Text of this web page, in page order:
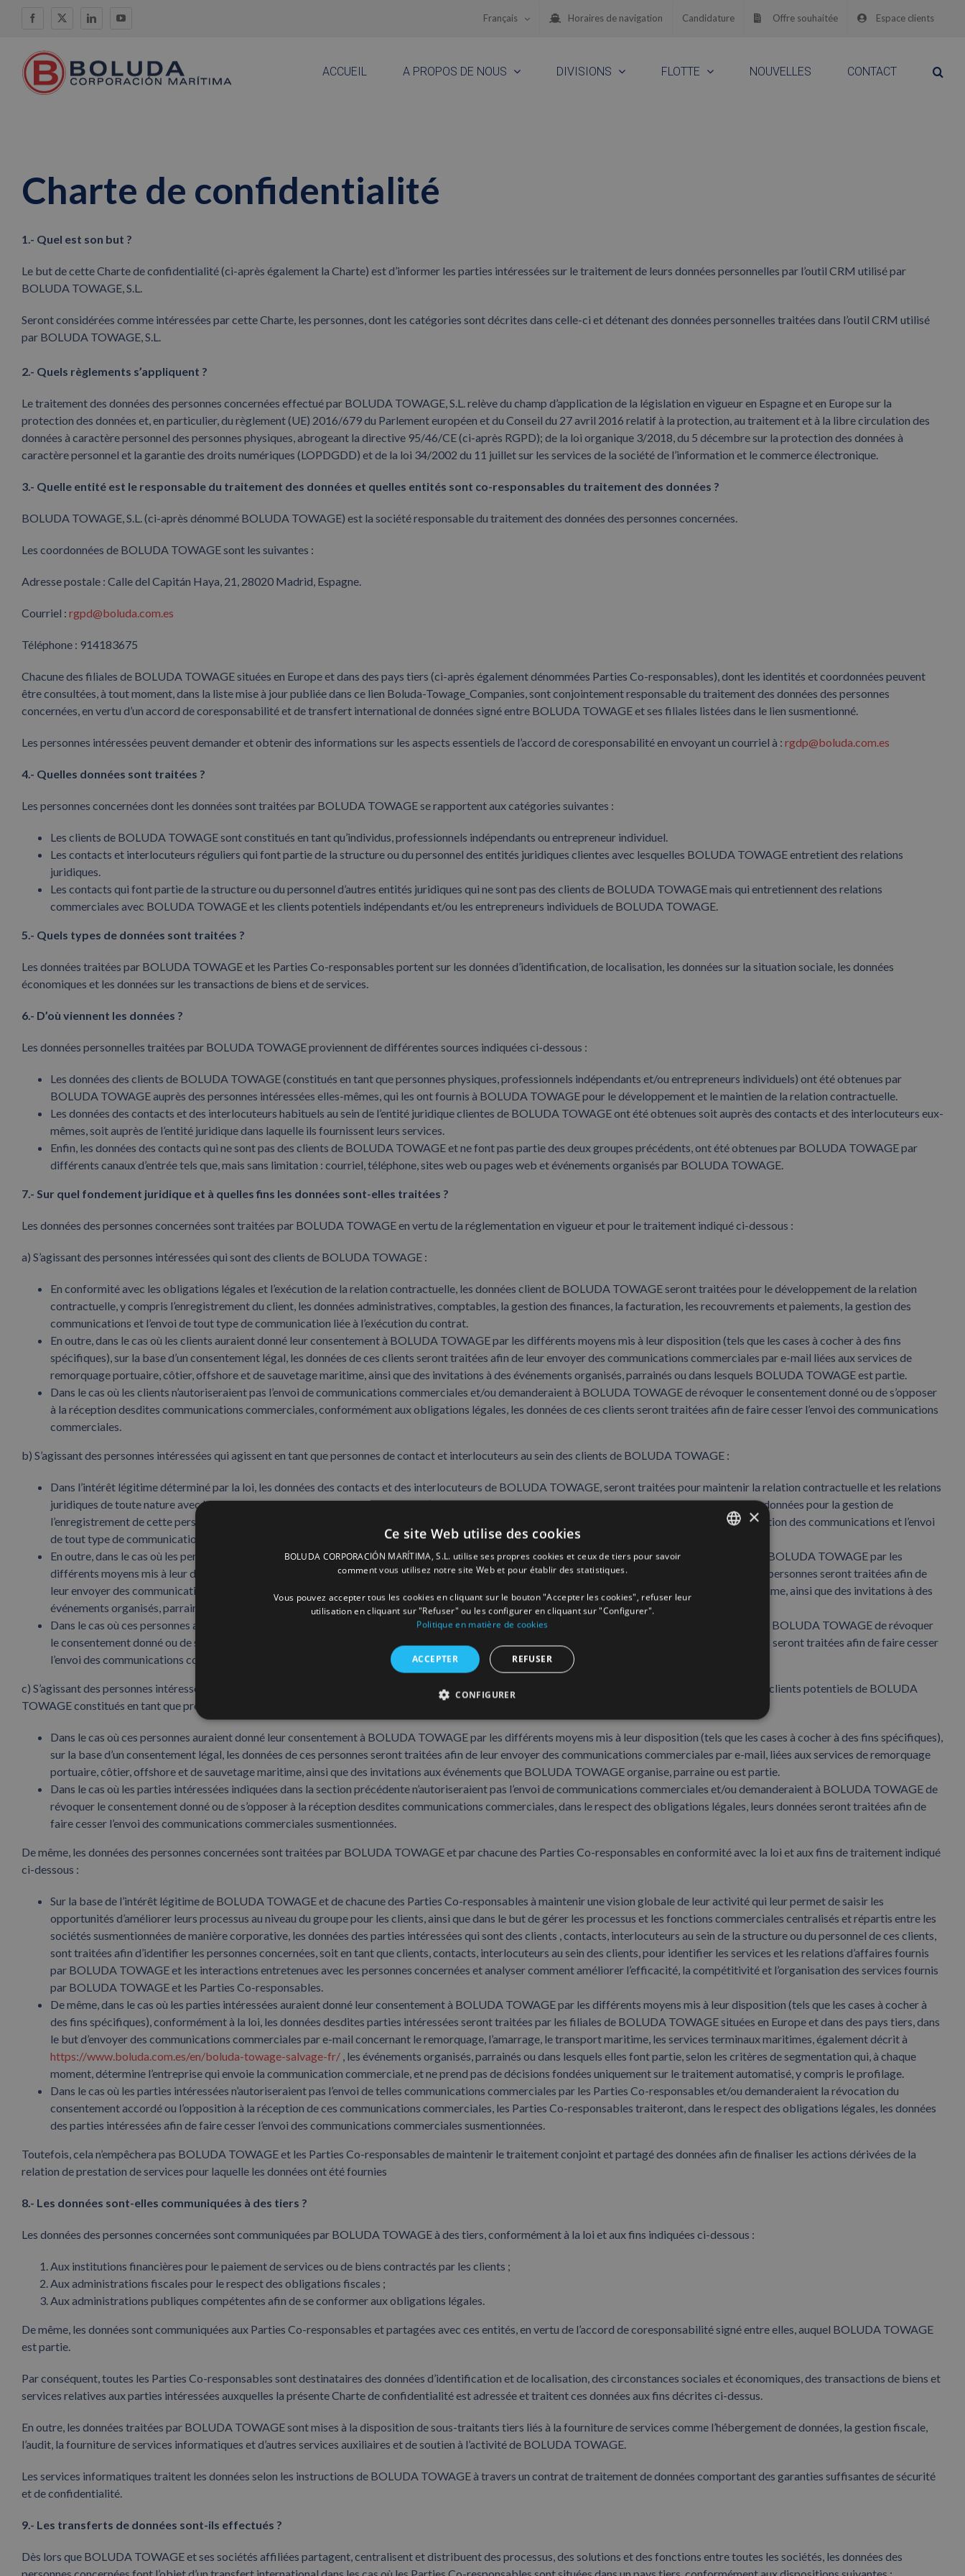
Facebook
X LinkedInYouTube Français Horaires de navigation Candidature Offre souhaitée Espace clients
ACCUEIL A PROPOS DE NOUS DIVISIONS FLOTTE NOUVELLES CONTACT
Charte de confidentialité
1.- Quel est son but ?
Le but de cette Charte de confidentialité (ci-après également la Charte) est d’informer les parties intéressées sur le traitement de leurs données personnelles par l’outil CRM utilisé par
BOLUDA TOWAGE, S.L.
Seront considérées comme intéressées par cette Charte, les personnes, dont les catégories sont décrites dans celle-ci et détenant des données personnelles traitées dans l’outil CRM utilisé
par BOLUDA TOWAGE, S.L.
2.- Quels règlements s’appliquent ?
Le traitement des données des personnes concernées effectué par BOLUDA TOWAGE, S.L. relève du champ d’application de la législation en vigueur en Espagne et en Europe sur la
protection des données et, en particulier, du règlement (UE) 2016/679 du Parlement européen et du Conseil du 27 avril 2016 relatif à la protection, au traitement et à la libre circulation des
données à caractère personnel des personnes physiques, abrogeant la directive 95/46/CE (ci-après RGPD); de la loi organique 3/2018, du 5 décembre sur la protection des données à
caractère personnel et la garantie des droits numériques (LOPDGDD) et de la loi 34/2002 du 11 juillet sur les services de la société de l’information et le commerce électronique.
3.- Quelle entité est le responsable du traitement des données et quelles entités sont co-responsables du traitement des données ?
BOLUDA TOWAGE, S.L. (ci-après dénommé BOLUDA TOWAGE) est la société responsable du traitement des données des personnes concernées.
Les coordonnées de BOLUDA TOWAGE sont les suivantes :
Adresse postale : Calle del Capitán Haya, 21, 28020 Madrid, Espagne.
Courriel : rgpd@boluda.com.es
Téléphone : 914183675
Chacune des filiales de BOLUDA TOWAGE situées en Europe et dans des pays tiers (ci-après également dénommées Parties Co-responsables), dont les identités et coordonnées peuvent
être consultées, à tout moment, dans la liste mise à jour publiée dans ce lien Boluda-Towage_Companies, sont conjointement responsable du traitement des données des personnes
concernées, en vertu d’un accord de coresponsabilité et de transfert international de données signé entre BOLUDA TOWAGE et ses filiales listées dans le lien susmentionné.
Les personnes intéressées peuvent demander et obtenir des informations sur les aspects essentiels de l’accord de coresponsabilité en envoyant un courriel à : rgdp@boluda.com.es
4.- Quelles données sont traitées ?
Les personnes concernées dont les données sont traitées par BOLUDA TOWAGE se rapportent aux catégories suivantes :
Les clients de BOLUDA TOWAGE sont constitués en tant qu’individus, professionnels indépendants ou entrepreneur individuel.
Les contacts et interlocuteurs réguliers qui font partie de la structure ou du personnel des entités juridiques clientes avec lesquelles BOLUDA TOWAGE entretient des relations
juridiques.
Les contacts qui font partie de la structure ou du personnel d’autres entités juridiques qui ne sont pas des clients de BOLUDA TOWAGE mais qui entretiennent des relations
commerciales avec BOLUDA TOWAGE et les clients potentiels indépendants et/ou les entrepreneurs individuels de BOLUDA TOWAGE.
5.- Quels types de données sont traitées ?
Les données traitées par BOLUDA TOWAGE et les Parties Co-responsables portent sur les données d’identification, de localisation, les données sur la situation sociale, les données
économiques et les données sur les transactions de biens et de services.
6.- D’où viennent les données ?
Les données personnelles traitées par BOLUDA TOWAGE proviennent de différentes sources indiquées ci-dessous :
Les données des clients de BOLUDA TOWAGE (constitués en tant que personnes physiques, professionnels indépendants et/ou entrepreneurs individuels) ont été obtenues par
BOLUDA TOWAGE auprès des personnes intéressées elles-mêmes, qui les ont fournis à BOLUDA TOWAGE pour le développement et le maintien de la relation contractuelle.
Les données des contacts et des interlocuteurs habituels au sein de l’entité juridique clientes de BOLUDA TOWAGE ont été obtenues soit auprès des contacts et des interlocuteurs eux-
mêmes, soit auprès de l’entité juridique dans laquelle ils fournissent leurs services.
Enfin, les données des contacts qui ne sont pas des clients de BOLUDA TOWAGE et ne font pas partie des deux groupes précédents, ont été obtenues par BOLUDA TOWAGE par
différents canaux d’entrée tels que, mais sans limitation : courriel, téléphone, sites web ou pages web et événements organisés par BOLUDA TOWAGE.
7.- Sur quel fondement juridique et à quelles fins les données sont-elles traitées ?
Les données des personnes concernées sont traitées par BOLUDA TOWAGE en vertu de la réglementation en vigueur et pour le traitement indiqué ci-dessous :
a) S’agissant des personnes intéressées qui sont des clients de BOLUDA TOWAGE :
En conformité avec les obligations légales et l’exécution de la relation contractuelle, les données client de BOLUDA TOWAGE seront traitées pour le développement de la relation
contractuelle, y compris l’enregistrement du client, les données administratives, comptables, la gestion des finances, la facturation, les recouvrements et paiements, la gestion des
communications et l’envoi de tout type de communication liée à l’exécution du contrat.
En outre, dans le cas où les clients auraient donné leur consentement à BOLUDA TOWAGE par les différents moyens mis à leur disposition (tels que les cases à cocher à des fins
spécifiques), sur la base d’un consentement légal, les données de ces clients seront traitées afin de leur envoyer des communications commerciales par e-mail liées aux services de
remorquage portuaire, côtier, offshore et de sauvetage maritime, ainsi que des invitations à des événements organisés, parrainés ou dans lesquels BOLUDA TOWAGE est partie.
Dans le cas où les clients n’autoriseraient pas l’envoi de communications commerciales et/ou demanderaient à BOLUDA TOWAGE de révoquer le consentement donné ou de s’opposer
à la réception desdites communications commerciales, conformément aux obligations légales, les données de ces clients seront traitées afin de faire cesser l’envoi des communications
commerciales.
b) S’agissant des personnes intéressées qui agissent en tant que personnes de contact et interlocuteurs au sein des clients de BOLUDA TOWAGE :
Dans l’intérêt légitime déterminé par la loi, les données des contacts et des interlocuteurs de BOLUDA TOWAGE, seront traitées pour maintenir la relation contractuelle et les relations
juridiques de toute nature avec la personne morale dans laquelle le contact et l’interlocuteur fournit ses services, ce qui comprend le traitement des données pour la gestion de
l’enregistrement de cette personne morale, la gestion administrative, comptable, fiscale et de facturation, les recouvrements et les paiements, la gestion des communications et l’envoi
de tout type de communication liée à l’exécution du contrat.
En outre, dans le cas où les personnes de contact et les interlocuteurs au sein des clients de BOLUDA TOWAGE auraient donné leur consentement à BOLUDA TOWAGE par les
différents moyens mis à leur disposition (par ex. en cochant des cases à des fins spécifiques), sur la base d’un consentement légal, les données de ces personnes seront traitées afin de
leur envoyer des communications commerciales par e-mail, relatives aux services de remorquage portuaires, côtiers, offshore et de sauvetage maritime, ainsi que des invitations à des
événements organisés, parrainés ou dans lesquels BOLUDA TOWAGE est partie.
Dans le cas où ces personnes au sein des clients de BOLUDA TOWAGE n’autorisent pas l’envoi de communications commerciales et/ou demandent à BOLUDA TOWAGE de révoquer
le consentement donné ou de s’opposer à la réception desdites communications commerciales, conformément aux obligations légales, leurs données seront traitées afin de faire cesser
l’envoi des communications commerciales susmentionnées.
c) S’agissant des personnes intéressées agissant en tant que contact au sein des entités juridiques qui ne sont pas des clients de BOLUDA TOWAGE et des clients potentiels de BOLUDA
TOWAGE constitués en tant que professionnels indépendants et/ou entrepreneurs individuels :
Dans le cas où ces personnes auraient donné leur consentement à BOLUDA TOWAGE par les différents moyens mis à leur disposition (tels que les cases à cocher à des fins spécifiques),
sur la base d’un consentement légal, les données de ces personnes seront traitées afin de leur envoyer des communications commerciales par e-mail, liées aux services de remorquage
portuaire, côtier, offshore et de sauvetage maritime, ainsi que des invitations aux événements que BOLUDA TOWAGE organise, parraine ou est partie.
Dans le cas où les parties intéressées indiquées dans la section précédente n’autoriseraient pas l’envoi de communications commerciales et/ou demanderaient à BOLUDA TOWAGE de
révoquer le consentement donné ou de s’opposer à la réception desdites communications commerciales, dans le respect des obligations légales, leurs données seront traitées afin de
faire cesser l’envoi des communications commerciales susmentionnées.
De même, les données des personnes concernées sont traitées par BOLUDA TOWAGE et par chacune des Parties Co-responsables en conformité avec la loi et aux fins de traitement indiqué
ci-dessous :
Sur la base de l’intérêt légitime de BOLUDA TOWAGE et de chacune des Parties Co-responsables à maintenir une vision globale de leur activité qui leur permet de saisir les
opportunités d’améliorer leurs processus au niveau du groupe pour les clients, ainsi que dans le but de gérer les processus et les fonctions commerciales centralisés et répartis entre les
sociétés susmentionnées de manière corporative, les données des parties intéressées qui sont des clients , contacts, interlocuteurs au sein de la structure ou du personnel de ces clients,
sont traitées afin d’identifier les personnes concernées, soit en tant que clients, contacts, interlocuteurs au sein des clients, pour identifier les services et les relations d’affaires fournis
par BOLUDA TOWAGE et les interactions entretenues avec les personnes concernées et analyser comment améliorer l’efficacité, la compétitivité et l’organisation des services fournis
par BOLUDA TOWAGE et les Parties Co-responsables.
De même, dans le cas où les parties intéressées auraient donné leur consentement à BOLUDA TOWAGE par les différents moyens mis à leur disposition (tels que les cases à cocher à
des fins spécifiques), conformément à la loi, les données desdites parties intéressées seront traitées par les filiales de BOLUDA TOWAGE situées en Europe et dans des pays tiers, dans
le but d’envoyer des communications commerciales par e-mail concernant le remorquage, l’amarrage, le transport maritime, les services terminaux maritimes, également décrit à
https://www.boluda.com.es/en/boluda-towage-salvage-fr/ , les événements organisés, parrainés ou dans lesquels elles font partie, selon les critères de segmentation qui, à chaque
moment, détermine l’entreprise qui envoie la communication commerciale, et ne prend pas de décisions fondées uniquement sur le traitement automatisé, y compris le profilage.
Dans le cas où les parties intéressées n’autoriseraient pas l’envoi de telles communications commerciales par les Parties Co-responsables et/ou demanderaient la révocation du
consentement accordé ou l’opposition à la réception de ces communications commerciales, les Parties Co-responsables traiteront, dans le respect des obligations légales, les données
des parties intéressées afin de faire cesser l’envoi des communications commerciales susmentionnées.
Toutefois, cela n’empêchera pas BOLUDA TOWAGE et les Parties Co-responsables de maintenir le traitement conjoint et partagé des données afin de finaliser les actions dérivées de la
relation de prestation de services pour laquelle les données ont été fournies
8.- Les données sont-elles communiquées à des tiers ?
Les données des personnes concernées sont communiquées par BOLUDA TOWAGE à des tiers, conformément à la loi et aux fins indiquées ci-dessous :
Aux institutions financières pour le paiement de services ou de biens contractés par les clients ;
Aux administrations fiscales pour le respect des obligations fiscales ;
Aux administrations publiques compétentes afin de se conformer aux obligations légales.
De même, les données sont communiquées aux Parties Co-responsables et partagées avec ces entités, en vertu de l’accord de coresponsabilité signé entre elles, auquel BOLUDA TOWAGE
est partie.
Par conséquent, toutes les Parties Co-responsables sont destinataires des données d’identification et de localisation, des circonstances sociales et économiques, des transactions de biens et
services relatives aux parties intéressées auxquelles la présente Charte de confidentialité est adressée et traitent ces données aux fins décrites ci-dessus.
En outre, les données traitées par BOLUDA TOWAGE sont mises à la disposition de sous-traitants tiers liés à la fourniture de services comme l’hébergement de données, la gestion fiscale,
l’audit, la fourniture de services informatiques et d’autres services auxiliaires et de soutien à l’activité de BOLUDA TOWAGE.
Les services informatiques traitent les données selon les instructions de BOLUDA TOWAGE à travers un contrat de traitement de données comportant des garanties suffisantes de sécurité
et de confidentialité.
9.- Les transferts de données sont-ils effectués ?
Dès lors que BOLUDA TOWAGE et ses sociétés affiliées partagent, centralisent et distribuent des processus, des solutions et des fonctions entre toutes les sociétés, les données des
×
Ce site Web utilise des cookies
BOLUDA CORPORACIÓN MARÍTIMA, S.L. utilise ses propres cookies et ceux de tiers pour savoir
comment vous utilisez notre site Web et pour établir des statistiques.
Vous pouvez accepter tous les cookies en cliquant sur le bouton "Accepter les cookies", refuser leur
utilisation en cliquant sur "Refuser" ou les configurer en cliquant sur "Configurer".
Politique en matière de cookies
ACCEPTER REFUSER
CONFIGURER